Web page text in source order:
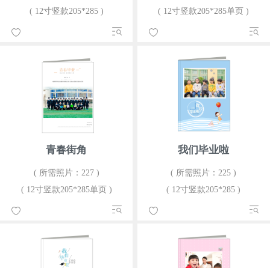
( 12寸竖款205*285 )
( 12寸竖款205*285单页 )
青春街角
( 所需照片：227 )
( 12寸竖款205*285单页 )
我们毕业啦
( 所需照片：225 )
( 12寸竖款205*285 )